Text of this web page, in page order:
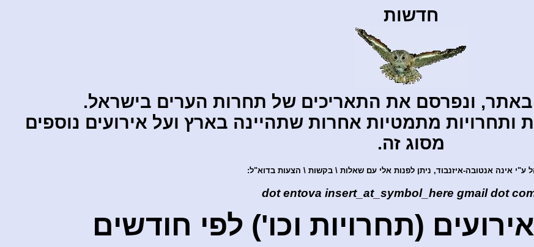
חדשות
באתר, ונפרסם את התאריכים של תחרות הערים בישראל.
ותחרויות מתמטיות אחרות שתהיינה בארץ ועל אירועים נוספים
מסוג זה.
ע"י אינהאנטובה-איזנבוד, ניתן לפנות אלי עם שאלות \ בקשות \ הצעות בדוא"ל:
dotentova insert_at_symbol_here gmaildot
(תחרויות וכו') לפי חודשים